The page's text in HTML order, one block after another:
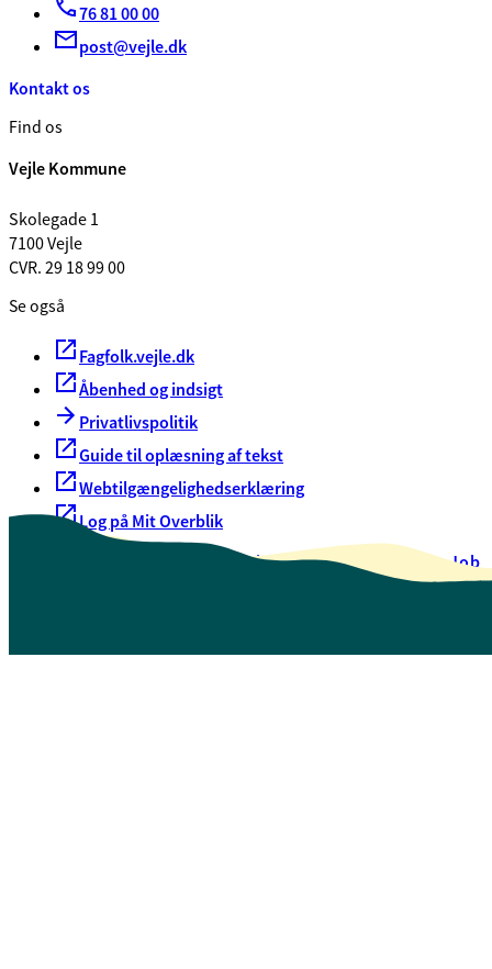
76 81 00 00
post@vejle.dk
Kontakt os
Find os
Vejle Kommune
Skolegade 1
7100 Vejle
CVR. 29 18 99 00
Se også
Fagfolk.vejle.dk
Åbenhed og indsigt
Privatlivspolitik
Guide til oplæsning af tekst
Webtilgængelighedserklæring
Log på Mit Overblik
Oversigt over selvbetjeningJob